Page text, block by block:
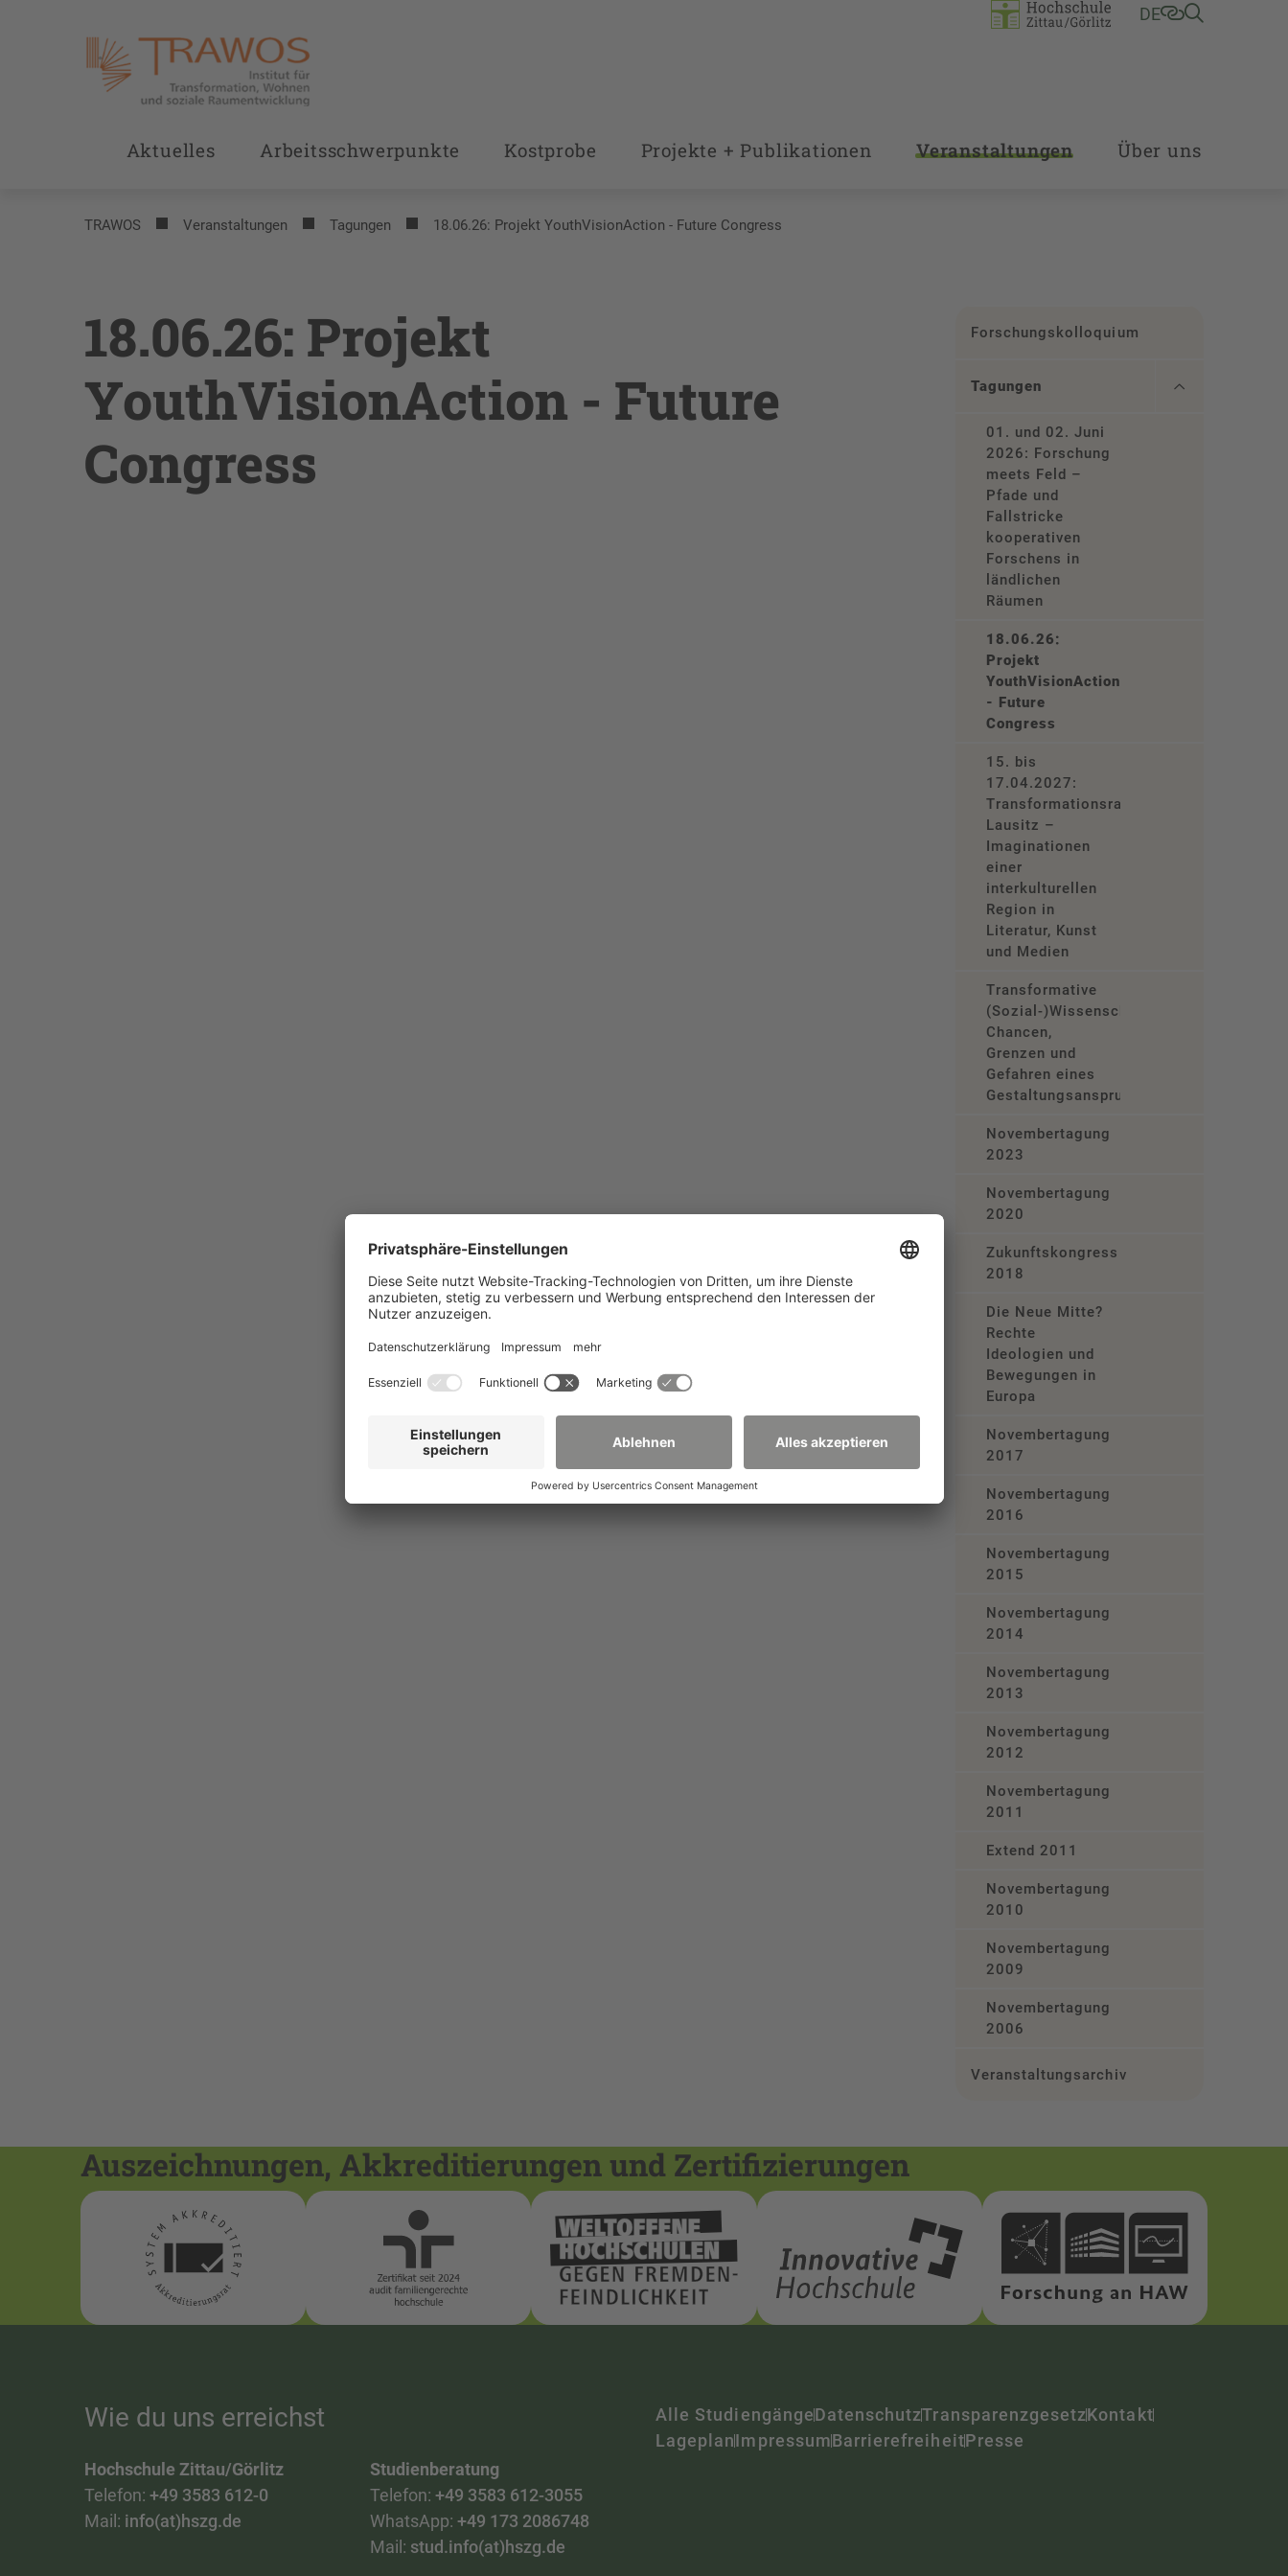
DE
Aktuelles Arbeitsschwerpunkte Kostprobe Projekte + Publikationen Veranstaltungen Über uns
TRAWOS Veranstaltungen Tagungen 18.06.26: Projekt YouthVisionAction - Future Congress
18.06.26: Projekt
YouthVisionAction - Future
Congress
Forschungskolloquium
Tagungen
01. und 02. Juni
2026: Forschung
meets Feld –
Pfade und
Fallstricke
kooperativen
Forschens in
ländlichen
Räumen
18.06.26:
Projekt
YouthVisionAction
- Future
Congress
15. bis
17.04.2027:
Transformationsraum
Lausitz –
Imaginationen
einer
interkulturellen
Region in
Literatur, Kunst
und Medien
Transformative
(Sozial-)Wissenschaft?
Chancen,
Grenzen und
Gefahren eines
Gestaltungsanspruchs
Novembertagung
2023
Novembertagung
2020
Zukunftskongress
2018
Die Neue Mitte?
Rechte
Ideologien und
Bewegungen in
Europa
Novembertagung
2017
Novembertagung
2016
Novembertagung
2015
Novembertagung
2014
Novembertagung
2013
Novembertagung
2012
Novembertagung
2011
Extend 2011
Novembertagung
2010
Novembertagung
2009
Novembertagung
2006
Veranstaltungsarchiv
Auszeichnungen, Akkreditierungen und Zertifizierungen
Wie du uns erreichst
Hochschule Zittau/Görlitz
Telefon: +49 3583 612-0
Mail: info(at)hszg.de
Studienberatung
Telefon: +49 3583 612-3055
WhatsApp: +49 173 2086748
Mail: stud.info(at)hszg.de
Alle StudiengängeDatenschutzTransparenzgesetzKontakt
LageplanImpressumBarrierefreiheitPresse